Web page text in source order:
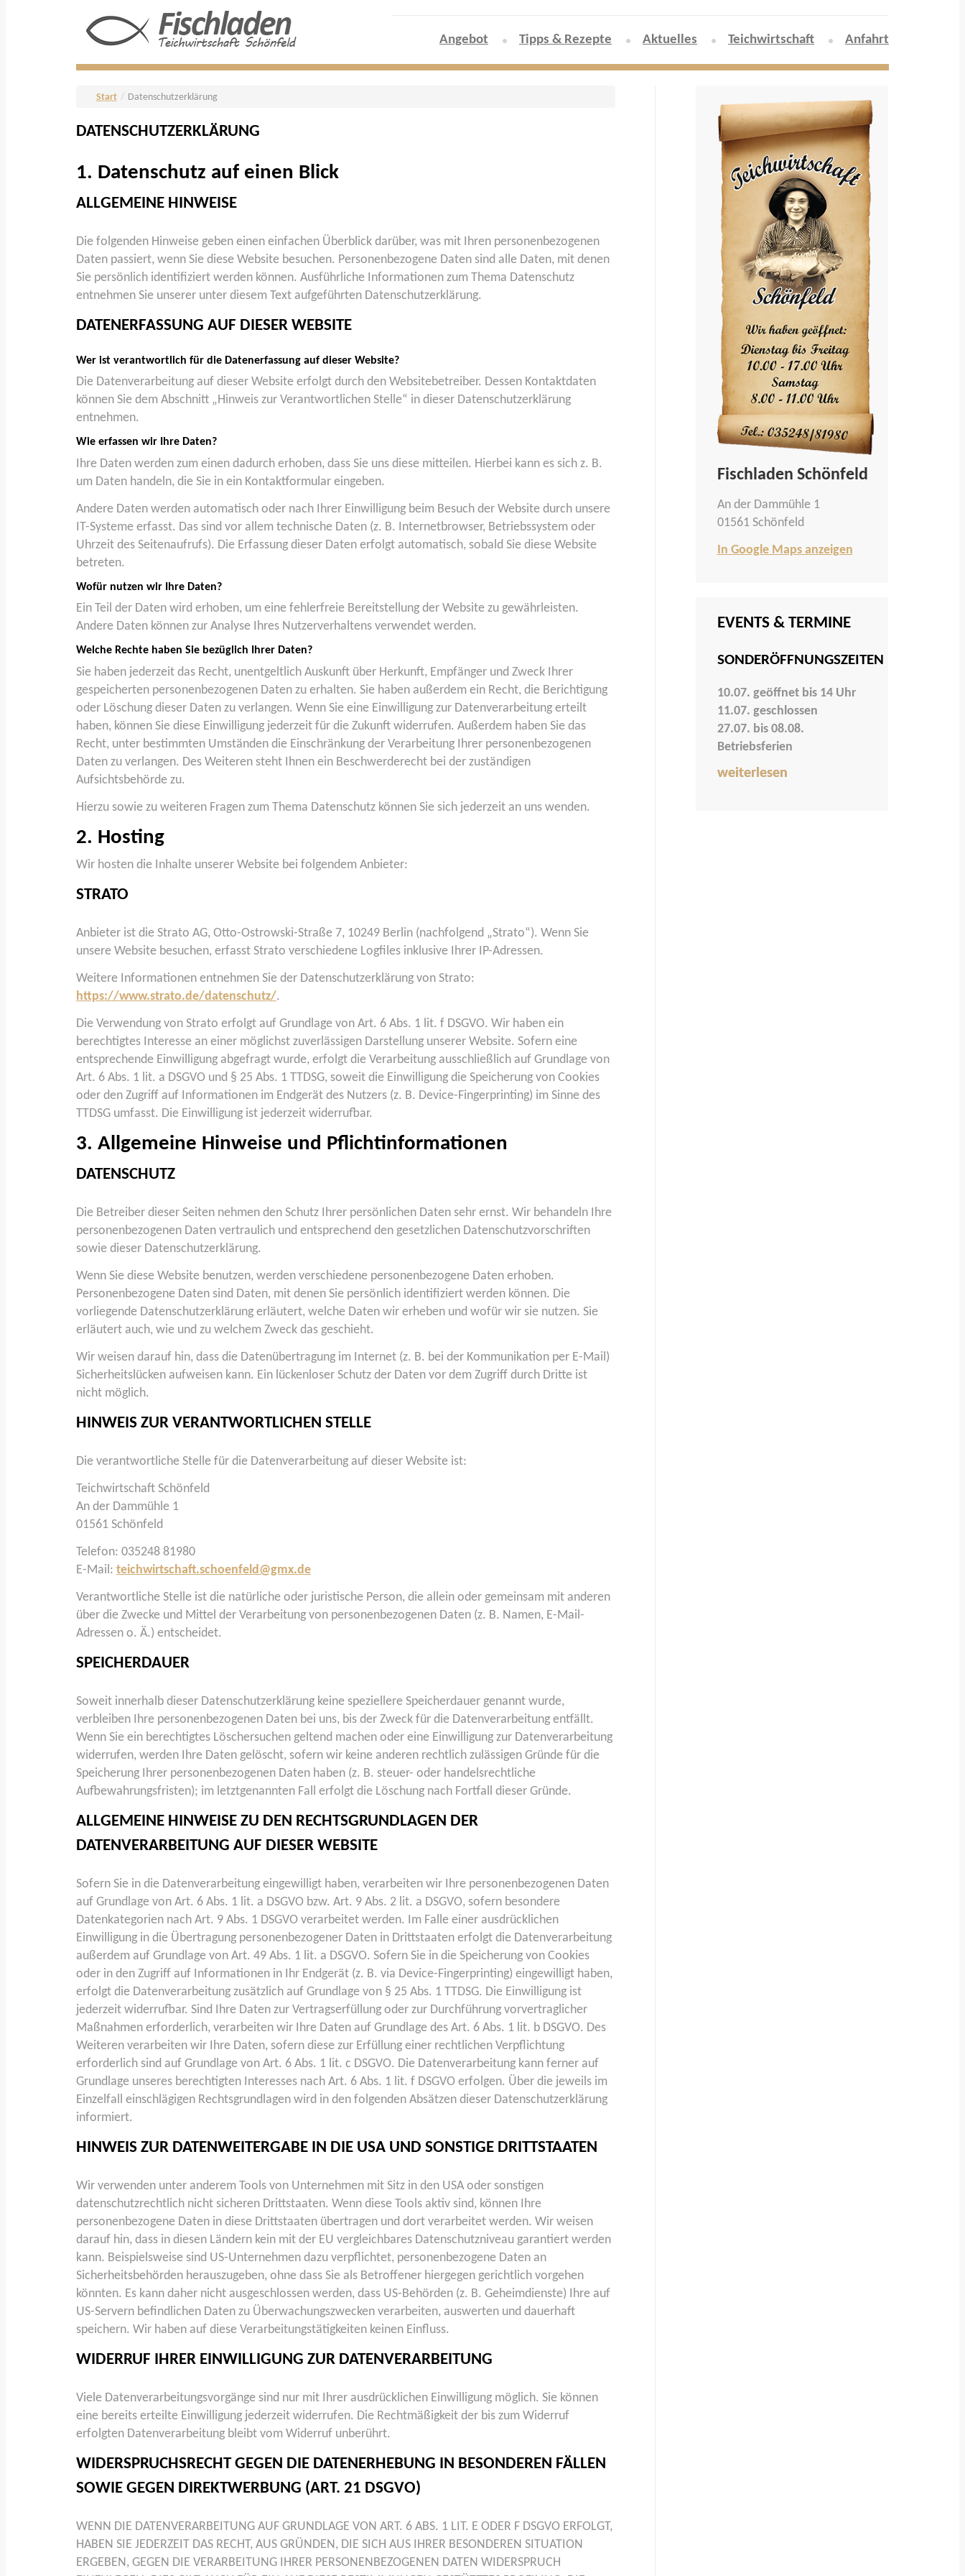
Angebot Tipps & Rezepte Aktuelles Teichwirtschaft Anfahrt
Start / Datenschutzerklärung
DATENSCHUTZERKLÄRUNG
1. Datenschutz auf einen Blick
ALLGEMEINE HINWEISE
Die folgenden Hinweise geben einen einfachen Überblick darüber, was mit Ihren personenbezogenen
Daten passiert, wenn Sie diese Website besuchen. Personenbezogene Daten sind alle Daten, mit denen
Sie persönlich identifiziert werden können. Ausführliche Informationen zum Thema Datenschutz
entnehmen Sie unserer unter diesem Text aufgeführten Datenschutzerklärung.
DATENERFASSUNG AUF DIESER WEBSITE
Wer ist verantwortlich für die Datenerfassung auf dieser Website?
Die Datenverarbeitung auf dieser Website erfolgt durch den Websitebetreiber. Dessen Kontaktdaten
können Sie dem Abschnitt „Hinweis zur Verantwortlichen Stelle“ in dieser Datenschutzerklärung
entnehmen.
Wie erfassen wir Ihre Daten?
Ihre Daten werden zum einen dadurch erhoben, dass Sie uns diese mitteilen. Hierbei kann es sich z. B.
um Daten handeln, die Sie in ein Kontaktformular eingeben.
Andere Daten werden automatisch oder nach Ihrer Einwilligung beim Besuch der Website durch unsere
IT-Systeme erfasst. Das sind vor allem technische Daten (z. B. Internetbrowser, Betriebssystem oder
Uhrzeit des Seitenaufrufs). Die Erfassung dieser Daten erfolgt automatisch, sobald Sie diese Website
betreten.
Wofür nutzen wir Ihre Daten?
Ein Teil der Daten wird erhoben, um eine fehlerfreie Bereitstellung der Website zu gewährleisten.
Andere Daten können zur Analyse Ihres Nutzerverhaltens verwendet werden.
Welche Rechte haben Sie bezüglich Ihrer Daten?
Sie haben jederzeit das Recht, unentgeltlich Auskunft über Herkunft, Empfänger und Zweck Ihrer
gespeicherten personenbezogenen Daten zu erhalten. Sie haben außerdem ein Recht, die Berichtigung
oder Löschung dieser Daten zu verlangen. Wenn Sie eine Einwilligung zur Datenverarbeitung erteilt
haben, können Sie diese Einwilligung jederzeit für die Zukunft widerrufen. Außerdem haben Sie das
Recht, unter bestimmten Umständen die Einschränkung der Verarbeitung Ihrer personenbezogenen
Daten zu verlangen. Des Weiteren steht Ihnen ein Beschwerderecht bei der zuständigen
Aufsichtsbehörde zu.
Hierzu sowie zu weiteren Fragen zum Thema Datenschutz können Sie sich jederzeit an uns wenden.
2. Hosting
Wir hosten die Inhalte unserer Website bei folgendem Anbieter:
STRATO
Anbieter ist die Strato AG, Otto-Ostrowski-Straße 7, 10249 Berlin (nachfolgend „Strato“). Wenn Sie
unsere Website besuchen, erfasst Strato verschiedene Logfiles inklusive Ihrer IP-Adressen.
Weitere Informationen entnehmen Sie der Datenschutzerklärung von Strato:
https://www.strato.de/datenschutz/.
Die Verwendung von Strato erfolgt auf Grundlage von Art. 6 Abs. 1 lit. f DSGVO. Wir haben ein
berechtigtes Interesse an einer möglichst zuverlässigen Darstellung unserer Website. Sofern eine
entsprechende Einwilligung abgefragt wurde, erfolgt die Verarbeitung ausschließlich auf Grundlage von
Art. 6 Abs. 1 lit. a DSGVO und § 25 Abs. 1 TTDSG, soweit die Einwilligung die Speicherung von Cookies
oder den Zugriff auf Informationen im Endgerät des Nutzers (z. B. Device-Fingerprinting) im Sinne des
TTDSG umfasst. Die Einwilligung ist jederzeit widerrufbar.
3. Allgemeine Hinweise und Pflicht­informationen
DATENSCHUTZ
Die Betreiber dieser Seiten nehmen den Schutz Ihrer persönlichen Daten sehr ernst. Wir behandeln Ihre
personenbezogenen Daten vertraulich und entsprechend den gesetzlichen Datenschutzvorschriften
sowie dieser Datenschutzerklärung.
Wenn Sie diese Website benutzen, werden verschiedene personenbezogene Daten erhoben.
Personenbezogene Daten sind Daten, mit denen Sie persönlich identifiziert werden können. Die
vorliegende Datenschutzerklärung erläutert, welche Daten wir erheben und wofür wir sie nutzen. Sie
erläutert auch, wie und zu welchem Zweck das geschieht.
Wir weisen darauf hin, dass die Datenübertragung im Internet (z. B. bei der Kommunikation per E-Mail)
Sicherheitslücken aufweisen kann. Ein lückenloser Schutz der Daten vor dem Zugriff durch Dritte ist
nicht möglich.
HINWEIS ZUR VERANTWORTLICHEN STELLE
Die verantwortliche Stelle für die Datenverarbeitung auf dieser Website ist:
Teichwirtschaft Schönfeld
An der Dammühle 1
01561 Schönfeld
Telefon: 035248 81980
E-Mail: teichwirtschaft.schoenfeld@gmx.de
Verantwortliche Stelle ist die natürliche oder juristische Person, die allein oder gemeinsam mit anderen
über die Zwecke und Mittel der Verarbeitung von personenbezogenen Daten (z. B. Namen, E-Mail-
Adressen o. Ä.) entscheidet.
SPEICHERDAUER
Soweit innerhalb dieser Datenschutzerklärung keine speziellere Speicherdauer genannt wurde,
verbleiben Ihre personenbezogenen Daten bei uns, bis der Zweck für die Datenverarbeitung entfällt.
Wenn Sie ein berechtigtes Löschersuchen geltend machen oder eine Einwilligung zur Datenverarbeitung
widerrufen, werden Ihre Daten gelöscht, sofern wir keine anderen rechtlich zulässigen Gründe für die
Speicherung Ihrer personenbezogenen Daten haben (z. B. steuer- oder handelsrechtliche
Aufbewahrungsfristen); im letztgenannten Fall erfolgt die Löschung nach Fortfall dieser Gründe.
ALLGEMEINE HINWEISE ZU DEN RECHTSGRUNDLAGEN DER
DATENVERARBEITUNG AUF DIESER WEBSITE
Sofern Sie in die Datenverarbeitung eingewilligt haben, verarbeiten wir Ihre personenbezogenen Daten
auf Grundlage von Art. 6 Abs. 1 lit. a DSGVO bzw. Art. 9 Abs. 2 lit. a DSGVO, sofern besondere
Datenkategorien nach Art. 9 Abs. 1 DSGVO verarbeitet werden. Im Falle einer ausdrücklichen
Einwilligung in die Übertragung personenbezogener Daten in Drittstaaten erfolgt die Datenverarbeitung
außerdem auf Grundlage von Art. 49 Abs. 1 lit. a DSGVO. Sofern Sie in die Speicherung von Cookies
oder in den Zugriff auf Informationen in Ihr Endgerät (z. B. via Device-Fingerprinting) eingewilligt haben,
erfolgt die Datenverarbeitung zusätzlich auf Grundlage von § 25 Abs. 1 TTDSG. Die Einwilligung ist
jederzeit widerrufbar. Sind Ihre Daten zur Vertragserfüllung oder zur Durchführung vorvertraglicher
Maßnahmen erforderlich, verarbeiten wir Ihre Daten auf Grundlage des Art. 6 Abs. 1 lit. b DSGVO. Des
Weiteren verarbeiten wir Ihre Daten, sofern diese zur Erfüllung einer rechtlichen Verpflichtung
erforderlich sind auf Grundlage von Art. 6 Abs. 1 lit. c DSGVO. Die Datenverarbeitung kann ferner auf
Grundlage unseres berechtigten Interesses nach Art. 6 Abs. 1 lit. f DSGVO erfolgen. Über die jeweils im
Einzelfall einschlägigen Rechtsgrundlagen wird in den folgenden Absätzen dieser Datenschutzerklärung
informiert.
HINWEIS ZUR DATENWEITERGABE IN DIE USA UND SONSTIGE DRITTSTAATEN
Wir verwenden unter anderem Tools von Unternehmen mit Sitz in den USA oder sonstigen
datenschutzrechtlich nicht sicheren Drittstaaten. Wenn diese Tools aktiv sind, können Ihre
personenbezogene Daten in diese Drittstaaten übertragen und dort verarbeitet werden. Wir weisen
darauf hin, dass in diesen Ländern kein mit der EU vergleichbares Datenschutzniveau garantiert werden
kann. Beispielsweise sind US-Unternehmen dazu verpflichtet, personenbezogene Daten an
Sicherheitsbehörden herauszugeben, ohne dass Sie als Betroffener hiergegen gerichtlich vorgehen
könnten. Es kann daher nicht ausgeschlossen werden, dass US-Behörden (z. B. Geheimdienste) Ihre auf
US-Servern befindlichen Daten zu Überwachungszwecken verarbeiten, auswerten und dauerhaft
speichern. Wir haben auf diese Verarbeitungstätigkeiten keinen Einfluss.
WIDERRUF IHRER EINWILLIGUNG ZUR DATENVERARBEITUNG
Viele Datenverarbeitungsvorgänge sind nur mit Ihrer ausdrücklichen Einwilligung möglich. Sie können
eine bereits erteilte Einwilligung jederzeit widerrufen. Die Rechtmäßigkeit der bis zum Widerruf
erfolgten Datenverarbeitung bleibt vom Widerruf unberührt.
WIDERSPRUCHSRECHT GEGEN DIE DATENERHEBUNG IN BESONDEREN FÄLLEN
SOWIE GEGEN DIREKTWERBUNG (ART. 21 DSGVO)
WENN DIE DATENVERARBEITUNG AUF GRUNDLAGE VON ART. 6 ABS. 1 LIT. E ODER F DSGVO ERFOLGT,
HABEN SIE JEDERZEIT DAS RECHT, AUS GRÜNDEN, DIE SICH AUS IHRER BESONDEREN SITUATION
ERGEBEN, GEGEN DIE VERARBEITUNG IHRER PERSONENBEZOGENEN DATEN WIDERSPRUCH
Fischladen Schönfeld
An der Dammühle 1
01561 Schönfeld
In Google Maps anzeigen
EVENTS & TERMINE
SONDERÖFFNUNGSZEITEN
10.07. geöffnet bis 14 Uhr
11.07. geschlossen
27.07. bis 08.08.
Betriebsferien
weiterlesen